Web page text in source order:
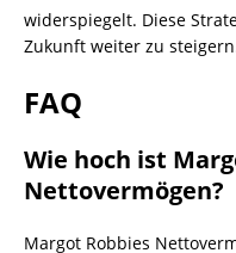
widerspiegelt. Diese
Zukunft weiter zu
FAQ
Wie hoch ist
Nettovermögen?
Margot Robbies